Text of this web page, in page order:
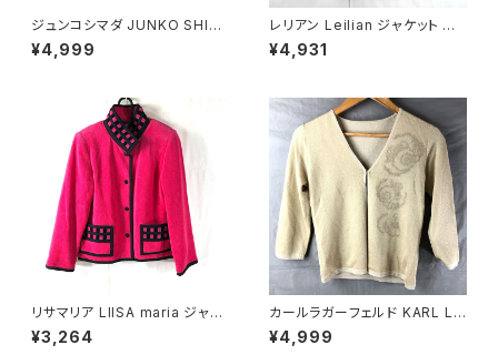
ジュンコシマダ JUNKO SHIM
ADA スカート リボン シースル
ー タグ付き 黒 40サイズ 9214
¥4,999
レリアン Leilian ジャケット 肩
パッド 黄色 金色 13+サイズ 90
0590
¥4,931
リサマリア LIISA maria ジャケ
ット 裏地花柄 綿 肩パット ピン
ク 900697
¥3,264
カールラガーフェルド KARL LA
GERFELD カーディガン 花 ラメ
一つボタン ベージュ ゴールド 9
¥4,999